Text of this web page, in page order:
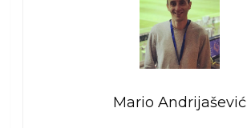
Mario Andrijašević